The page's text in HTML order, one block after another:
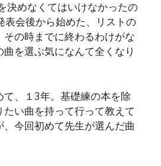
決めなくてはいけなかったの
表会後から始めた、リストの
その時までに終わるわけがな
を選ぶ気になんて全くなり
、１3年。基礎練の本を除
い曲を持って行って教えて
、今回初めて先生が選んだ曲